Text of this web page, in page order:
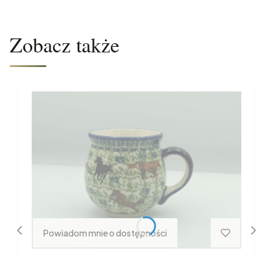
Zobacz także
Powiadom mnie o dostępności